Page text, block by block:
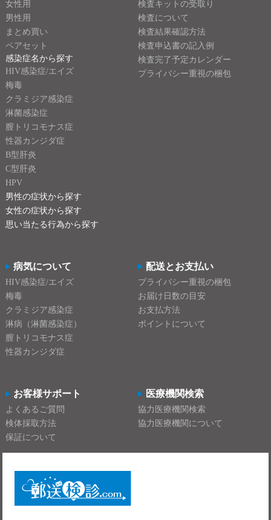
女性用
男性用
まとめ買い
ペアセット
感染症名から探す
HIV感染症/エイズ
梅毒
クラミジア感染症
淋菌感染症
膣トリコモナス症
性器カンジダ症
B型肝炎
C型肝炎
HPV
男性の症状から探す
女性の症状から探す
思い当たる行為から探す
検査キットの受取り
検査について
検査結果確認方法
検査申込書の記入例
検査完了予定カレンダー
プライバシー重視の梱包
病気について
HIV感染症/エイズ
梅毒
クラミジア感染症
淋病（淋菌感染症）
膣トリコモナス症
性器カンジダ症
配送とお支払い
プライバシー重視の梱包
お届け日数の目安
お支払方法
ポイントについて
お客様サポート
よくあるご質問
検体採取方法
保証について
医療機関検索
協力医療機関検索
協力医療機関について